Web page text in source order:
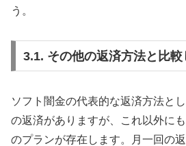
う。
3.1. その他の返済方法と比
ソフト闇金の代表的な返済方法と
の返済がありますが、これ以外に
のプランが存在します。月一回の